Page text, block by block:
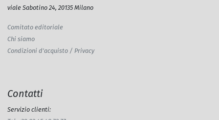
viale Sabotino 24, 20135 Milano
Comitato editoriale
Chi siamo
Condizioni d'acquisto / Privacy
Contatti
Servizio clienti: